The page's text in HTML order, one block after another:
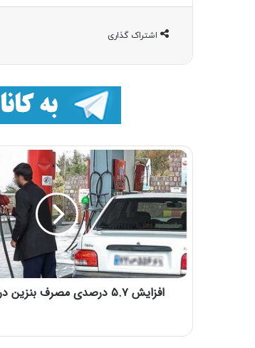
اشتراک گذاری
افزایش ۵.۷ درصدی مصرف بنزین در نوروز ۱۴۰۳